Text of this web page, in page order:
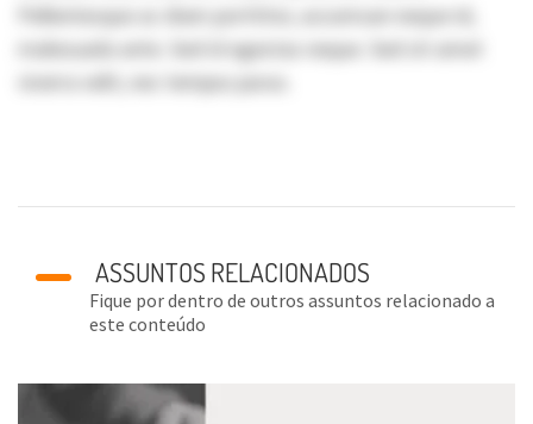
Pellentesque ac diam porttitor, accumsan neque id,
malesuada ante. Sed id egestas neque. Sed sit amet
viverra velit, nec tempus purus.
ASSUNTOS RELACIONADOS
Fique por dentro de outros assuntos relacionado a
este conteúdo